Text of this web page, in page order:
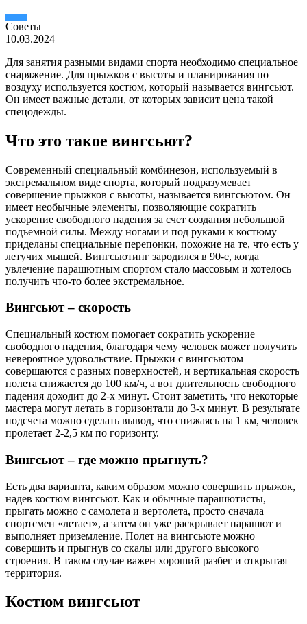
Советы
10.03.2024
Для занятия разными видами спорта необходимо специальное
снаряжение. Для прыжков с высоты и планирования по
воздуху используется костюм, который называется вингсьют.
Он имеет важные детали, от которых зависит цена такой
спецодежды.
Что это такое вингсьют?
Современный специальный комбинезон, используемый в
экстремальном виде спорта, который подразумевает
совершение прыжков с высоты, называется вингсьютом. Он
имеет необычные элементы, позволяющие сократить
ускорение свободного падения за счет создания небольшой
подъемной силы. Между ногами и под руками к костюму
приделаны специальные перепонки, похожие на те, что есть у
летучих мышей. Вингсьютинг зародился в 90-е, когда
увлечение парашютным спортом стало массовым и хотелось
получить что-то более экстремальное.
Вингсьют – скорость
Специальный костюм помогает сократить ускорение
свободного падения, благодаря чему человек может получить
невероятное удовольствие. Прыжки с вингсьютом
совершаются с разных поверхностей, и вертикальная скорость
полета снижается до 100 км/ч, а вот длительность свободного
падения доходит до 2-х минут. Стоит заметить, что некоторые
мастера могут летать в горизонтали до 3-х минут. В результате
подсчета можно сделать вывод, что снижаясь на 1 км, человек
пролетает 2-2,5 км по горизонту.
Вингсьют – где можно прыгнуть?
Есть два варианта, каким образом можно совершить прыжок,
надев костюм вингсьют. Как и обычные парашютисты,
прыгать можно с самолета и вертолета, просто сначала
спортсмен «летает», а затем он уже раскрывает парашют и
выполняет приземление. Полет на вингсьюте можно
совершить и прыгнув со скалы или другого высокого
строения. В таком случае важен хороший разбег и открытая
территория.
Костюм вингсьют